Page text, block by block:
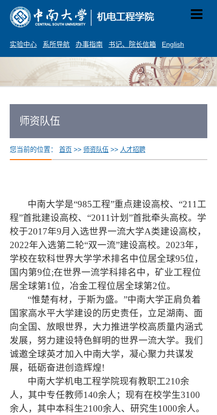
实验中心 系所导航 办事指南 书记、院长信箱 English
师资队伍
您当前的位置： 首页 >> 师资队伍 >> 人才招聘
中南大学是“985工程”重点建设高校、“211 工
程”首批建设高校、“2011计划”首批牵头高校。学
校于2017年9月入选世界一流大学A类建设高校，
2022年入选第二轮“双一流”建设高校。 2023年，
学校在软科世界大学学术排名中位居全球95位，
国内第9位;在世界一流学科排名中，矿业工程位
居全球第1 位，冶金工程位居全球第2位。
“惟楚有材，于斯为盛。”中南大学正肩负着
国家高水平大学建设的历史责任，立足湖南、面
向全国、放眼世界，大力推进学校高质量内涵式
发展，努力建设特色鲜明的世界一流大学。我们
诚邀全球英才加入中南大学，凝心聚力共谋发
展，砥砺奋进创造辉煌!
中南大学机电工程学院现有教职工210余
人，其中专任教师140余人；现有在校学生3100
余人，其中本科生2100余人、研究生1000余人。